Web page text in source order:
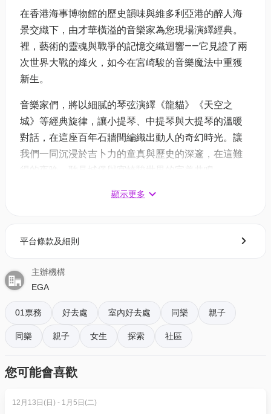
在香港海事博物館的歷史韻味與維多利亞港的醉人海
景交織下，由才華橫溢的音樂家為您現場演繹經典。
裡，藝術的靈魂與戰爭的記憶交織迴響——它見證了兩
次世界大戰的烽火，如今在宮崎駿的音樂魔法中重獲
新生。
音樂家們，將以細膩的琴弦演繹《龍貓》《天空之
城》等經典旋律，讓小提琴、中提琴與大提琴的溫暖
對話，在這座百年石牆間編織出動人的奇幻時光。讓
我們一同沉浸於吉卜力的童真與歷史的深邃，在這難
得的夜晚，聽見城堡與宮崎駿世界的完美共鳴。
7月場次✨宮崎駿燭光音樂會 ✨
地點：海事博物館
票類:
01獨家二人同行9折：$720 (原價$800)｜人均$360
單人門票（大小同價）：$400
Playlist: (Playlist order and songs are subject to
final confirmation.)
Sinryaku - 風之谷
顯示更多
平台條款及細則
主辦機構
EGA
01票務 好去處 室內好去處 同樂 親子
同樂 親子 女生 探索 社區
您可能會喜歡
12月13日(日) - 1月5日(二)